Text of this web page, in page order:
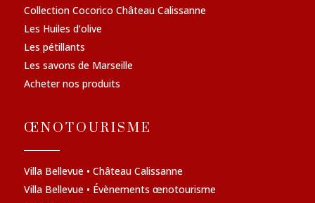
Collection Cocorico Château Calissanne
Les Huiles d’olive
Les pétillants
Les savons de Marseille
Acheter nos produits
ŒNOTOURISME
Villa Bellevue • Château Calissanne
Villa Bellevue • Évènements œnotourisme